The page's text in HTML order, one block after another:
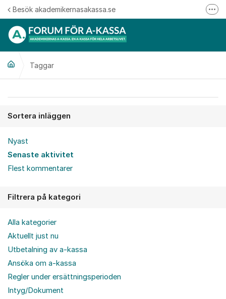
Hoppa till innehåll
Besök akademikernasakassa.se
Taggar
Sortera inläggen
Nyast
Senaste aktivitet
Flest kommentarer
Filtrera på kategori
Alla kategorier
Aktuellt just nu
Utbetalning av a-kassa
Ansöka om a-kassa
Regler under ersättningsperioden
Intyg/Dokument